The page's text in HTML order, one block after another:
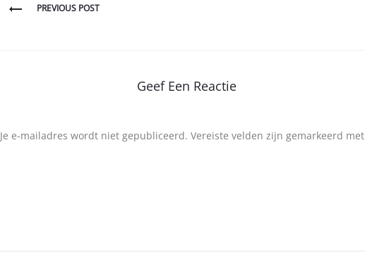
PREVIOUS POST
Geef Een Reactie
Je e-mailadres wordt niet gepubliceerd. Vereiste velden zijn gemarkeerd met